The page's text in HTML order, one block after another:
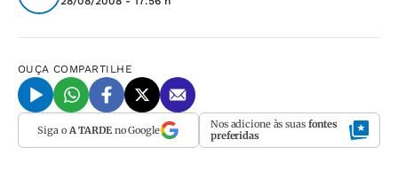
OUÇA COMPARTILHE
Siga o A TARDEno Google Nos adicione às suas fontes
preferidas